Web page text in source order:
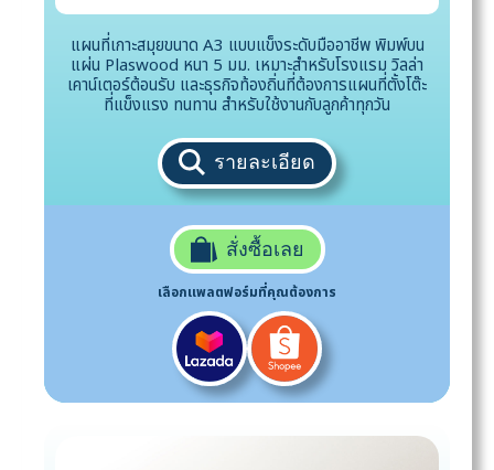
แผนที่เกาะสมุยขนาด A3 แบบแข็งระดับมืออาชีพ พิมพ์บน
แผ่น Plaswood หนา 5 มม. เหมาะสำหรับโรงแรม วิลล่า
เคาน์เตอร์ต้อนรับ และธุรกิจท้องถิ่นที่ต้องการแผนที่ตั้งโต๊ะ
ที่แข็งแรง ทนทาน สำหรับใช้งานกับลูกค้าทุกวัน
รายละเอียด
สั่งซื้อเลย
เลือกแพลตฟอร์มที่คุณต้องการ